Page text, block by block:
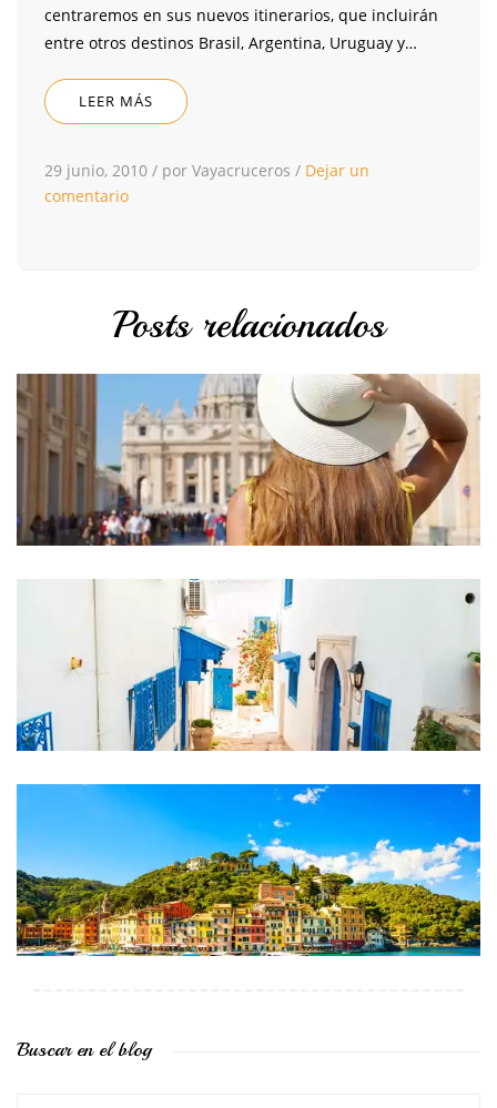
centraremos en sus nuevos itinerarios, que incluirán
entre otros destinos Brasil, Argentina, Uruguay y…
LEER MÁS
29 junio, 2010 / por Vayacruceros / Dejar un
comentario
Posts relacionados
Buscar en el blog